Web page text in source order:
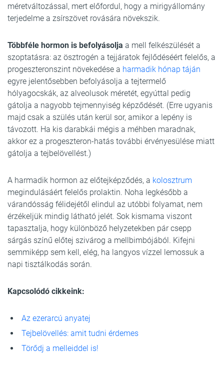
méretváltozással, mert előfordul, hogy a mirigyállomány
terjedelme a zsírszövet rovására növekszik.
Többféle hormon is befolyásolja a mell felkészülését a
szoptatásra: az ösztrogén a tejjáratok fejlődéséért felelős, a
progeszteronszint növekedése a harmadik hónap táján
egyre jelentősebben befolyásolja a tejtermelő
hólyagocskák, az alveolusok méretét, egyúttal pedig
gátolja a nagyobb tejmennyiség képződését. (Erre ugyanis
majd csak a szülés után kerül sor, amikor a lepény is
távozott. Ha kis darabkái mégis a méhben maradnak,
akkor ez a progeszteron-hatás további érvényesülése miatt
gátolja a tejbelövellést.)
A harmadik hormon az előtejképződés, a kolosztrum
megindulásáért felelős prolaktin. Noha legkésőbb a
várandósság félidejétől elindul az utóbbi folyamat, nem
érzékeljük mindig látható jelét. Sok kismama viszont
tapasztalja, hogy különböző helyzetekben pár csepp
sárgás színű előtej szivárog a mellbimbójából. Kifejni
semmiképp sem kell, elég, ha langyos vízzel lemossuk a
napi tisztálkodás során.
Kapcsolódó cikkeink:
Az ezerarcú anyatej
Tejbelövellés: amit tudni érdemes
Törődj a melleiddel is!